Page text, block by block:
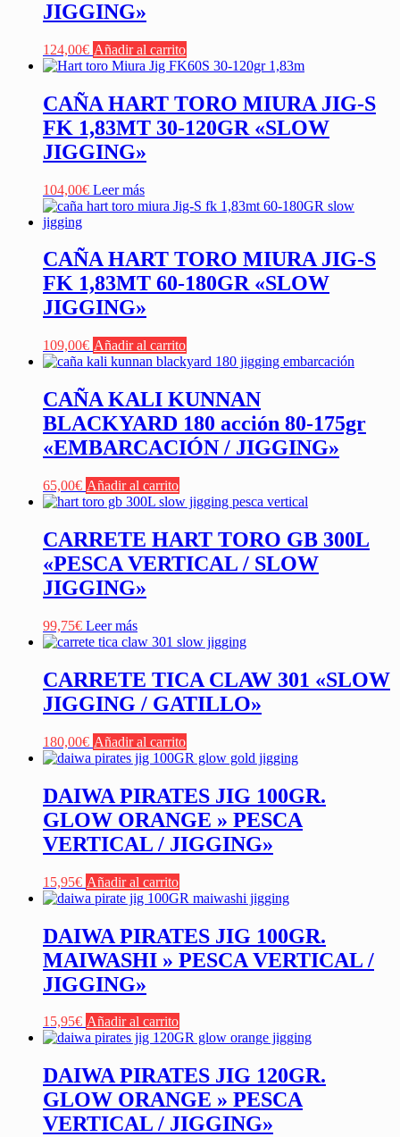
JIGGING»
124,00€ Añadir al carrito
CAÑA HART TORO MIURA JIG-S
FK 1,83MT 30-120GR «SLOW
JIGGING»
104,00€ Leer más
CAÑA HART TORO MIURA JIG-S
FK 1,83MT 60-180GR «SLOW
JIGGING»
109,00€ Añadir al carrito
CAÑA KALI KUNNAN
BLACKYARD 180 acción 80-175gr
«EMBARCACIÓN / JIGGING»
65,00€ Añadir al carrito
CARRETE HART TORO GB 300L
«PESCA VERTICAL / SLOW
JIGGING»
99,75€ Leer más
CARRETE TICA CLAW 301 «SLOW
JIGGING / GATILLO»
180,00€ Añadir al carrito
DAIWA PIRATES JIG 100GR.
GLOW ORANGE » PESCA
VERTICAL / JIGGING»
15,95€ Añadir al carrito
DAIWA PIRATES JIG 100GR.
MAIWASHI » PESCA VERTICAL /
JIGGING»
15,95€ Añadir al carrito
DAIWA PIRATES JIG 120GR.
GLOW ORANGE » PESCA
VERTICAL / JIGGING»